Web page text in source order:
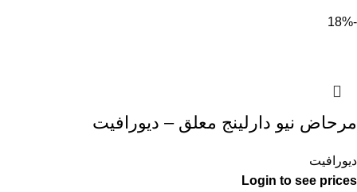
-18%
مرحاض نيو دارلينج معلق – ديورافيت
ديورافيت
Login to see prices